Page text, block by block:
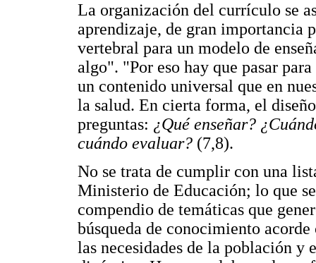
La organización del currículo se
aprendizaje, de gran importancia
vertebral para un modelo de
algo". "Por eso hay que pasar
un contenido universal que en
la salud. En cierta forma, el
preguntas: ¿Qué enseñar?
cuándo evaluar? (7,8).
No se trata de cumplir con una
Ministerio de Educación; lo que
compendio de temáticas que
búsqueda de conocimiento
las necesidades de la población y